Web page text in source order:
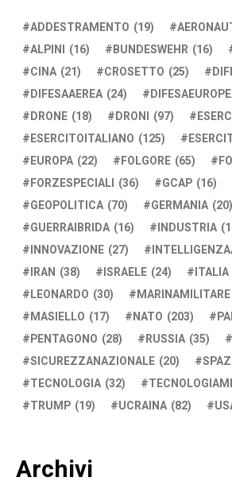
ADDESTRAMENTO (19)
ALPINI (16) BUNDESWEHR (16)
CINA (21) CROSETTO (25)
DIFESAAEREA (24)
DRONE (18) DRONI (97)
ESERCITOITALIANO (125)
EUROPA (22) FOLGORE (65)
FORZESPECIALI (36) GCAP (16)
GEOPOLITICA (70) GERMANIA (20)
GUERRAIBRIDA (16) INDUSTRIA
INNOVAZIONE (27)
IRAN (38) ISRAELE (24) ITALIA
LEONARDO (30) MARINAMILITARE
MASIELLO (17) NATO (203)
PENTAGONO (28) RUSSIA (35)
SICUREZZANAZIONALE (20)
TECNOLOGIA (32)
TRUMP (19) UCRAINA (82)
Archivi